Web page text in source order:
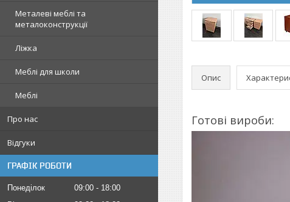
Металеві меблі та
металоконструкції
Ліжка
Меблі для школи
Меблі
Про нас
Відгуки
ГРАФІК РОБОТИ
Понеділок 09:00
18:00
Опис
Готові вироби: